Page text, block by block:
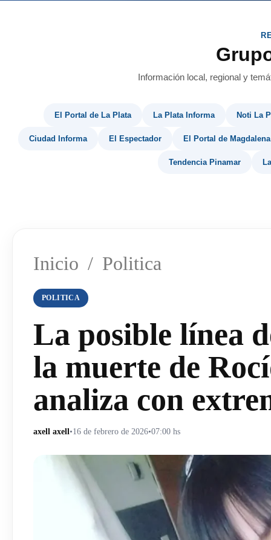
Información local, regional y
El Portal de La Plata La Plata Informa Noti La
Ciudad Informa El Espectador El Portal de Magdalena
Tendencia Pinamar
Inicio / Politica
POLITICA
La posible línea
la muerte de
analiza con
axell axell•16 de febrero de 2026•07:00 hs